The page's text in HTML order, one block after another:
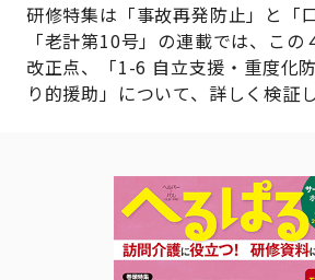
研修特集は「事故再発防止」と「
「老計第10号」の連載では、この
改正点、「1-6 自立支援・重度化
り的援助」について、詳しく検証し